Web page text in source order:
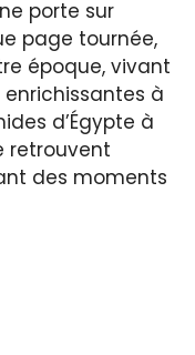
porte sur
page tournée,
époque, vivant
à
d’Égypte à
retrouvent
des moments